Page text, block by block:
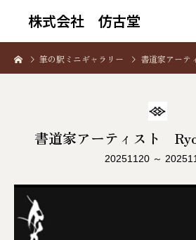
株式会社 仿古堂
筆の駅ミニギャラリー 書道家アーテ
書道家アーティスト
20251120 ～